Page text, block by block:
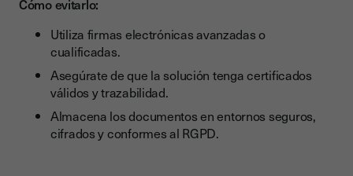
Cómo evitarlo:
Utiliza firmas electrónicas avanzadas o
cualificadas.
Asegúrate de que la solución tenga certificados
válidos y trazabilidad.
Almacena los documentos en entornos seguros,
cifrados y conformes al RGPD.